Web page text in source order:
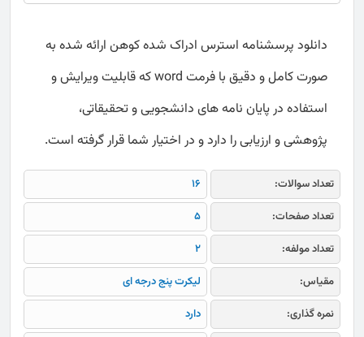
دانلود پرسشنامه استرس ادراک شده کوهن ارائه شده به
صورت کامل و دقیق با فرمت word که قابلیت ویرایش و
استفاده در پایان نامه های دانشجویی و تحقیقاتی،
پژوهشی و ارزیابی را دارد و در اختیار شما قرار گرفته است.
تعداد سوالات:
16
تعداد صفحات:
5
تعداد مولفه:
2
مقیاس:
لیکرت پنج درجه ای
نمره گذاری:
دارد